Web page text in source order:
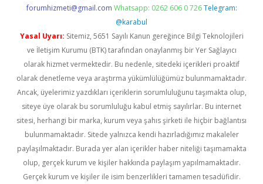
forumhizmeti@gmail.com Whatsapp: 0262 606 0 726 Telegram:
@karabul
Yasal Uyarı: Sitemiz, 5651 Sayılı Kanun gereğince Bilgi Teknolojileri
ve İletişim Kurumu (BTK) tarafından onaylanmış bir Yer Sağlayıcı
olarak hizmet vermektedir. Bu nedenle, sitedeki içerikleri proaktif
olarak denetleme veya araştırma yükümlülüğümüz bulunmamaktadır.
Ancak, üyelerimiz yazdıkları içeriklerin sorumluluğunu taşımakta olup,
siteye üye olarak bu sorumluluğu kabul etmiş sayılırlar. Bu internet
sitesi, herhangi bir marka, kurum veya şahıs şirketi ile hiçbir bağlantısı
bulunmamaktadır. Sitede yalnızca kendi hazırladığımız makaleler
paylaşılmaktadır. Burada yer alan içerikler haber niteliği taşımamakta
olup, gerçek kurum ve kişiler hakkında paylaşım yapılmamaktadır.
Gerçek kurum ve kişiler ile isim benzerlikleri tamamen tesadüfidir.